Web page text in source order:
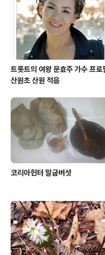
트롯트의 여왕 문효주 가수 프로
산원초 산원 적음
코리아헌터 말굽버섯